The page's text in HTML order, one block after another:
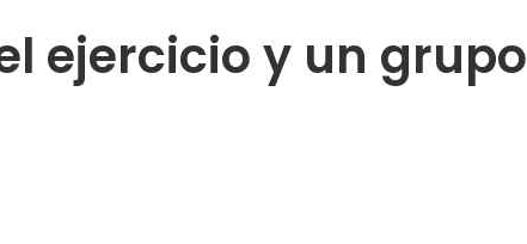
ejercicio y un grupo